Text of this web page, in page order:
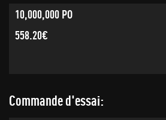
10,000,000 PO
558.20€
Commande d'essai: